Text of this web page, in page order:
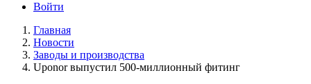
Войти
Главная
Новости
Заводы и производства
Uponor выпустил 500-миллионный фитинг